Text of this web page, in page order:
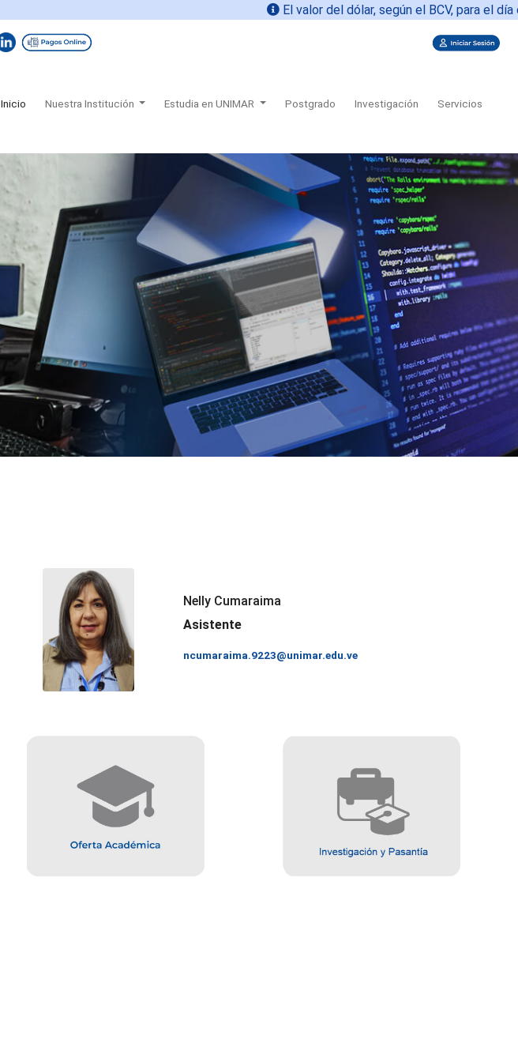
El valor del dólar, según el BCV, para el día de
Inicio(current)Nuestra Institución Estudia en UNIMAR Postgrado Investigación Servicios
Nelly Cumaraima
Asistente
ncumaraima.9223@unimar.edu.ve